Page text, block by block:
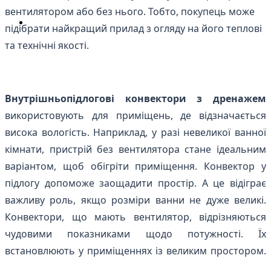
вентилятором або без нього. Тобто, покупець може
підібрати найкращий прилад з огляду на його теплові
та технічні якості.
Внутрішньопідлогові конвектори з дренажем
використовують для приміщень, де відзначається
висока вологість. Наприклад, у разі невеликої ванної
кімнати, пристрій без вентилятора стане ідеальним
варіантом, щоб обігріти приміщення. Конвектор у
підлогу допоможе заощадити простір. А це відіграє
важливу роль, якщо розміри ванни не дуже великі.
Конвектори, що мають вентилятор, відрізняються
чудовими показниками щодо потужності. Їх
встановлюють у приміщеннях із великим простором.